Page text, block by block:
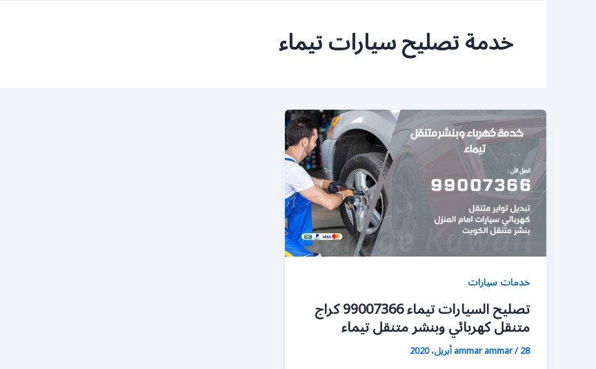
خدمة تصليح سيارات تيماء
خدمات سيارات
تصليح السيارات تيماء 99007366 كراج
متنقل كهربائي وبنشر متنقل تيماء
ammar ammar/28 أبريل، 2020